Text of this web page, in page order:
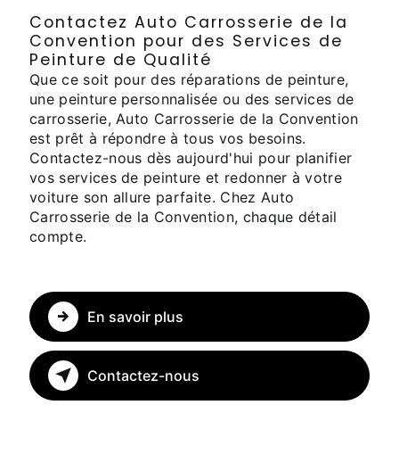
Contactez Auto Carrosserie de la
Convention pour des Services de
Peinture de Qualité
Que ce soit pour des réparations de peinture,
une peinture personnalisée ou des services de
carrosserie, Auto Carrosserie de la Convention
est prêt à répondre à tous vos besoins.
Contactez-nous dès aujourd'hui pour planifier
vos services de peinture et redonner à votre
voiture son allure parfaite. Chez Auto
Carrosserie de la Convention, chaque détail
compte.
En savoir plus
Contactez-nous